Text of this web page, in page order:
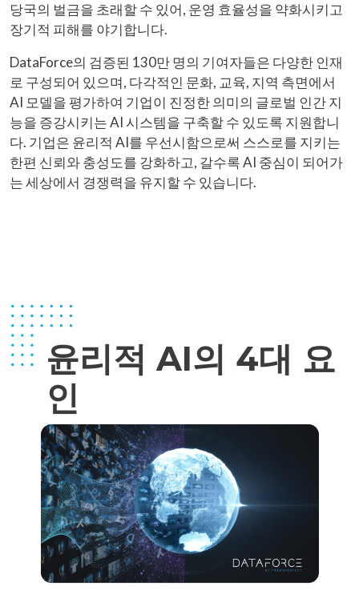
당국의 벌금을 초래할 수 있어, 운영 효율성을 약화시키고
장기적 피해를 야기합니다.
DataForce의 검증된 130만 명의 기여자들은 다양한 인재
로 구성되어 있으며, 다각적인 문화, 교육, 지역 측면에서
AI 모델을 평가하여 기업이 진정한 의미의 글로벌 인간 지
능을 증강시키는 AI 시스템을 구축할 수 있도록 지원합니
다. 기업은 윤리적 AI를 우선시함으로써 스스로를 지키는
한편 신뢰와 충성도를 강화하고, 갈수록 AI 중심이 되어가
는 세상에서 경쟁력을 유지할 수 있습니다.
윤리적 AI의 4대 요
인